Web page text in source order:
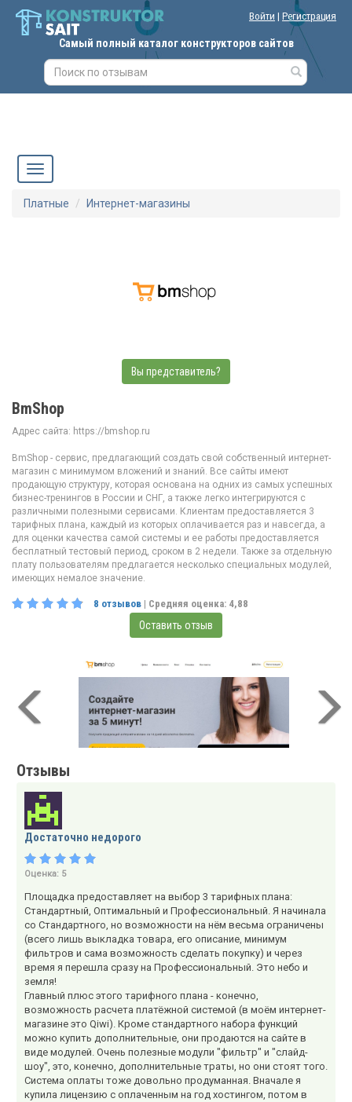
Войти | Регистрация
Самый полный каталог конструкторов сайтов
Платные Интернет-магазины
Вы представитель?
BmShop
Адрес сайта: https://bmshop.ru
BmShop - сервис, предлагающий создать свой собственный интернет-
магазин с минимумом вложений и знаний. Все сайты имеют
продающую структуру, которая основана на одних из самых успешных
бизнес-тренингов в России и СНГ, а также легко интегрируются с
различными полезными сервисами. Клиентам предоставляется 3
тарифных плана, каждый из которых оплачивается раз и навсегда, а
для оценки качества самой системы и ее работы предоставляется
бесплатный тестовый период, сроком в 2 недели. Также за отдельную
плату пользователям предлагается несколько специальных модулей,
имеющих немалое значение.
8 отзывов | Средняя оценка: 4,88
Оставить отзыв
Отзывы
Достаточно недорого
Оценка: 5
Площадка предоставляет на выбор 3 тарифных плана:
Стандартный, Оптимальный и Профессиональный. Я начинала
со Стандартного, но возможности на нём весьма ограничены
(всего лишь выкладка товара, его описание, минимум
фильтров и сама возможность сделать покупку) и через
время я перешла сразу на Профессиональный. Это небо и
земля!
Главный плюс этого тарифного плана - конечно,
возможность расчета платёжной системой (в моём интернет-
магазине это Qiwi). Кроме стандартного набора функций
можно купить дополнительные, они продаются на сайте в
виде модулей. Очень полезные модули "фильтр" и "слайд-
шоу", это, конечно, дополнительные траты, но они стоят того.
Система оплаты тоже довольно продуманная. Вначале я
купила лицензию с оплаченным на год хостингом, потом в